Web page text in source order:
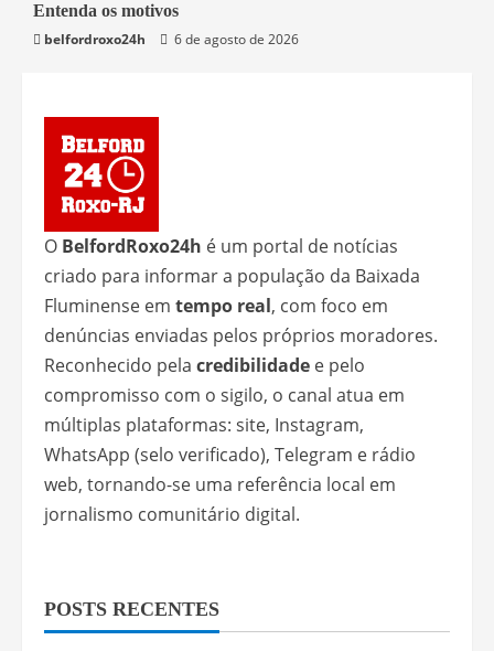
Mundo
Entenda os motivos
belfordroxo24h
6 de agosto de 2026
O BelfordRoxo24h é um portal de notícias
criado para informar a população da Baixada
Fluminense em tempo real, com foco em
denúncias enviadas pelos próprios moradores.
Reconhecido pela credibilidade e pelo
compromisso com o sigilo, o canal atua em
múltiplas plataformas: site, Instagram,
WhatsApp (selo verificado), Telegram e rádio
web, tornando-se uma referência local em
jornalismo comunitário digital.
POSTS RECENTES